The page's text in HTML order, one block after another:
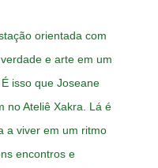
orientada com
e arte em um
isso que Joseane
no Ateliê Xakra. Lá é
a viver em um ritmo
encontros e